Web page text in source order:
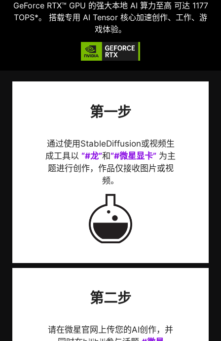
GeForce RTX™ GPU 的强大本地 AI 算力至高 可达 1177
TOPS*。 搭载专用 AI Tensor 核心加速创作、工作、游
戏体验。
第一步
通过使用StableDiffusion或视频生
成工具以 “#龙”和“#微星显卡” 为主
题进行创作，作品仅接收图片或视
频。
第二步
请在微星官网上传您的AI创作，并